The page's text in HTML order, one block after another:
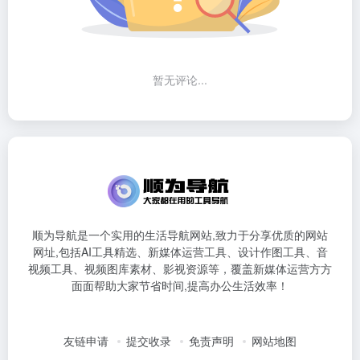
暂无评论...
顺为导航是一个实用的生活导航网站,致力于分享优质的网站
网址,包括AI工具精选、新媒体运营工具、设计作图工具、音
视频工具、视频图库素材、影视资源等，覆盖新媒体运营方方
面面帮助大家节省时间,提高办公生活效率！
友链申请 提交收录 免责声明 网站地图